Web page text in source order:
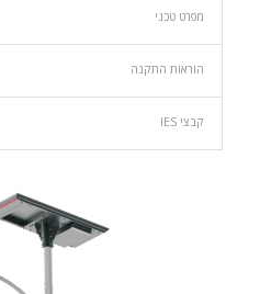
מפרט טכני
הוראות התקנה
קבצי IES